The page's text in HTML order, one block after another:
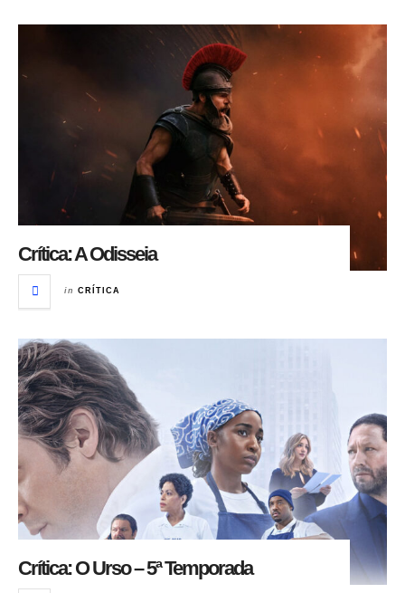
Crítica: A Odisseia
in CRÍTICA
Crítica: O Urso – 5ª Temporada